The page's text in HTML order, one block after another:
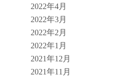
2022年4月
2022年3月
2022年2月
2022年1月
2021年12月
2021年11月